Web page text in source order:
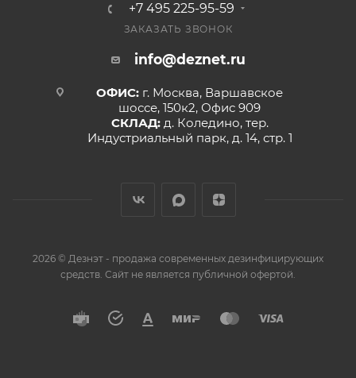
+7 495 225-95-59
ЗАКАЗАТЬ ЗВОНОК
info@deznet.ru
ОФИС: г. Москва, Варшавское
шоссе, 150к2, Офис 909
СКЛАД: д. Коледино, тер.
Индустриальный парк, д. 14, стр. 1
2026 © Дезнэт - продажа современных дезинфицирующих
средств. Сайт не является публичной офертой.